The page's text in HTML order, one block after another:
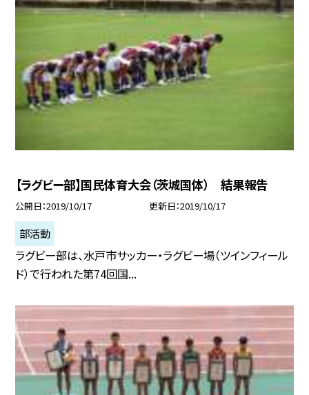
【ラグビー部】国民体育大会（茨城国体） 結果報告
公開日 2019/10/17 更新日 2019/10/17
部活動
ラグビー部は、水戸市サッカー・ラグビー場（ツインフィール
ド）で行われた第74回国...